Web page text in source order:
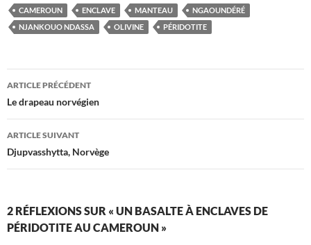
CAMEROUN ENCLAVE MANTEAU
NGAOUNDÉRÉ
NJANKOUO NDASSA
OLIVINE PÉRIDOTITE
Navigation
des
articles
ARTICLE PRÉCÉDENT
Le drapeau norvégien
ARTICLE SUIVANT
Djupvasshytta, Norvège
2 RÉFLEXIONS SUR « UN BASALTE À ENCLAVES DE
PÉRIDOTITE AU CAMEROUN »